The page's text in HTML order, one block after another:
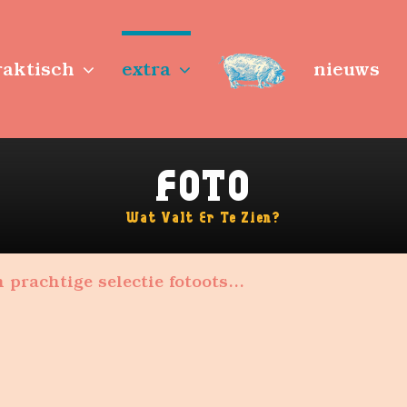
extra nieuws
FOTO
Wat Valt Er Te Zien?
prachtige selectie fotoots…